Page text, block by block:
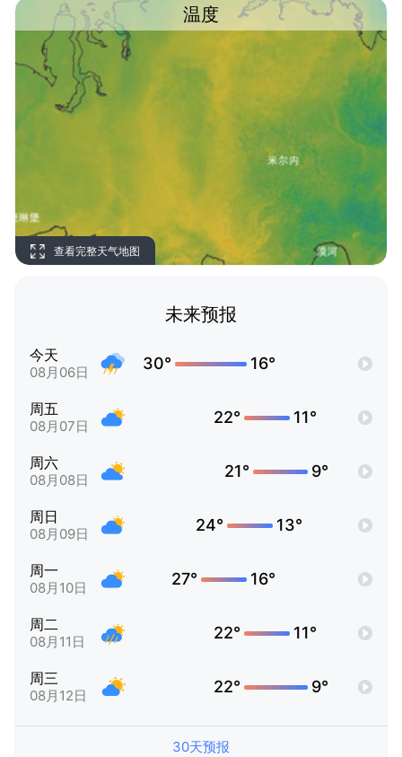
温度
查看完整天气地图
未来预报
今天
08月06日 30° 16°
周五
08月07日 22° 11°
周六
08月08日 21° 9°
周日
08月09日 24° 13°
周一
08月10日 27° 16°
周二
08月11日 22° 11°
周三
08月12日 22° 9°
30天预报